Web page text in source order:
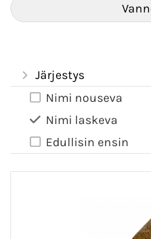
Järjestys
Nimi nouseva
Nimi laskeva
Edullisin ensin